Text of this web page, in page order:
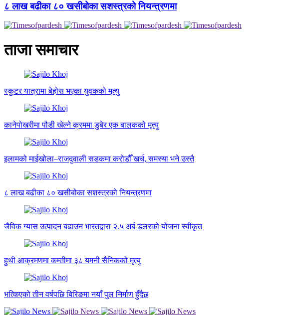
८ लाख बढीका ८० खसीबोका सशस्त्रको नियन्त्रणमा
ताजा समाचार
स्कुटर यात्रामा बेहोस भएका युवकको मृत्यु
कानेपोखरीमा पौडी खेल्ने क्रममा डुबेर एक बालकको मृत्यु
इलामको माईखोला–राजदुवाली सडकमा करोडौँ खर्च, समस्या भने उस्तै
८ लाख बढीका ८० खसीबोका सशस्त्रको नियन्त्रणमा
जैविक ग्यास उत्पादन बढाउन भारतद्वारा २.५ अर्ब डलरको योजना स्वीकृत
हुथी आक्रमणमा कम्तीमा ३८ यमनी सैनिकको मृत्यु
भत्किएको तीन वर्षपछि बिरिङमा नयाँ पुल निर्माण हुँदैछ